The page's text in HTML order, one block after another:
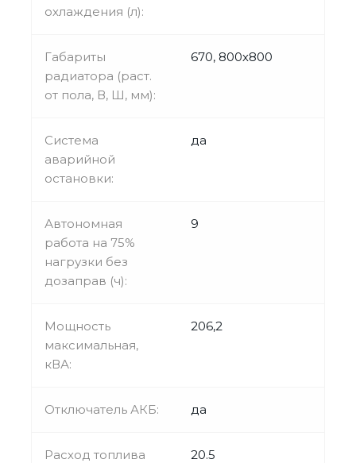
охлаждения (л):
Габариты
радиатора (раст.
от пола, В, Ш, мм):
670, 800х800
Система
аварийной
остановки:
да
Автономная
работа на 75%
нагрузки без
дозаправ (ч):
9
Мощность
максимальная,
кВА:
206,2
Отключатель АКБ: да
Расход топлива
20.5